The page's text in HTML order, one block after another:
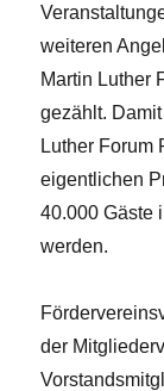
weiteren
Martin Luther
gezählt.
Luther Forum
eigentlichen
40.000 Gäste
werden.
der